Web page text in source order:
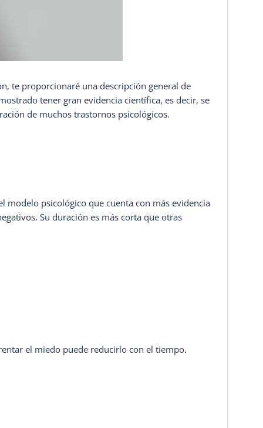
te proporcionaré una descripción general de
tener gran evidencia científica, es decir, se
de muchos trastornos psicológicos.
modelo psicológico que cuenta con más evidencia
Su duración es más corta que otras
el miedo puede reducirlo con el tiempo.